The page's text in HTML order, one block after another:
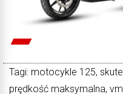
Tagi: motocykle 125,
prędkość maksymalna,